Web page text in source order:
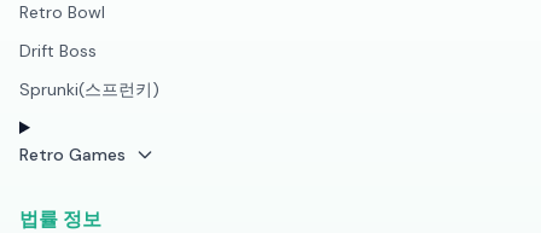
Retro Bowl
Drift Boss
Sprunki(스프런키)
Retro Games
법률 정보